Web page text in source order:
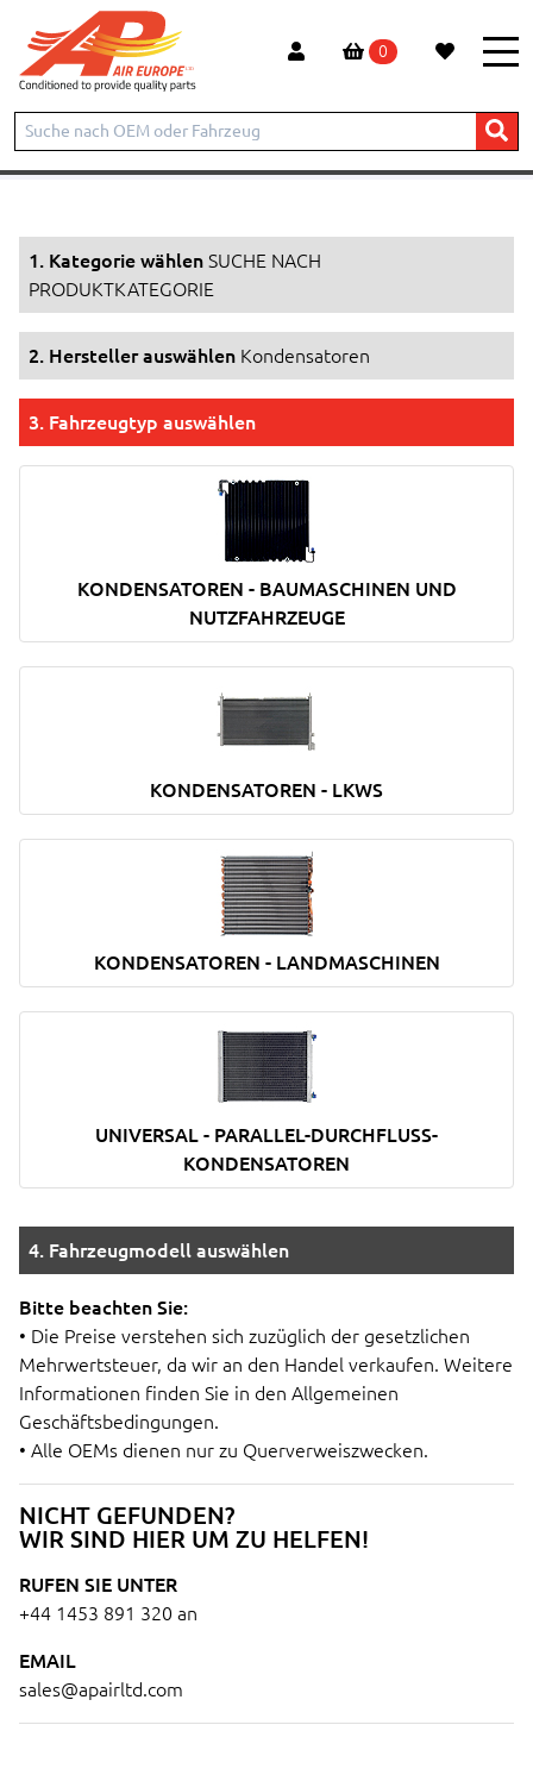
0
Start Produkte
SUCHE NACH PRODUKTKATEGORIE
Kondensatoren
NICHT GEFUNDEN?
WIR SIND HIER UM ZU HELFEN!
RUFEN SIE UNTER
+44 1453 891 320 an
EMAIL
sales@apairltd.com
1. Kategorie wählen SUCHE NACH
PRODUKTKATEGORIE
2. Hersteller auswählen Kondensatoren
3. Fahrzeugtyp auswählen
KONDENSATOREN - BAUMASCHINEN UND
NUTZFAHRZEUGE
KONDENSATOREN - LKWS
KONDENSATOREN - LANDMASCHINEN
UNIVERSAL - PARALLEL-DURCHFLUSS-
KONDENSATOREN
4. Fahrzeugmodell auswählen
Bitte beachten Sie:
• Die Preise verstehen sich zuzüglich der gesetzlichen
Mehrwertsteuer, da wir an den Handel verkaufen. Weitere
Informationen finden Sie in den Allgemeinen
Geschäftsbedingungen.
• Alle OEMs dienen nur zu Querverweiszwecken.